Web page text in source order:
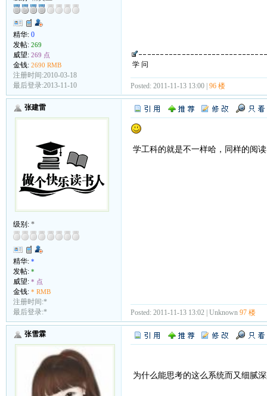
精华: 0
发帖: 269
威望: 269 点
金钱: 2690 RMB
注册时间:2010-03-18
最后登录:2013-11-10
学 问
Posted: 2011-11-13 13:00 | 96 楼
张建雷
级别: *
精华: *
发帖: *
威望: * 点
金钱: * RMB
注册时间:*
最后登录:*
学工科的就是不一样哈，同样的阅
Posted: 2011-11-13 13:02 | Unknown 97 楼
张雪霖
为什么能思考的这么系统而又细腻